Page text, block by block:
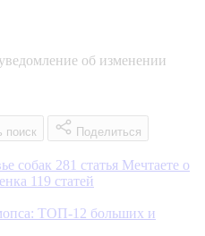
об изменении
поиск Поделиться
собак 281 статья Мечтаете о
119 статей